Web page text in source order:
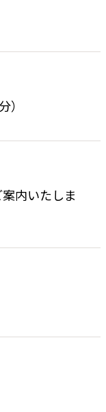
）
内いたしま